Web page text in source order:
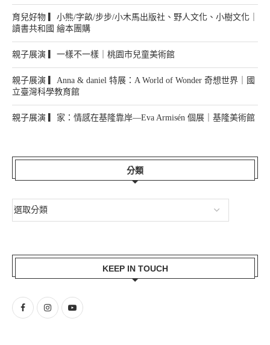
育兒好物 ▎小熊/字畝/步步/小木馬出版社、野人文化、小樹文化｜
讀書共和國 繪本團購
親子展演 ▎一樣不一樣｜桃園市兒童美術館
親子展演 ▎Anna & daniel 特展：A World of Wonder 奇想世界｜國
立臺灣科學教育館
親子展演 ▎家：情感在基隆靠岸—Eva Armisén 個展｜基隆美術館
分類
KEEP IN TOUCH